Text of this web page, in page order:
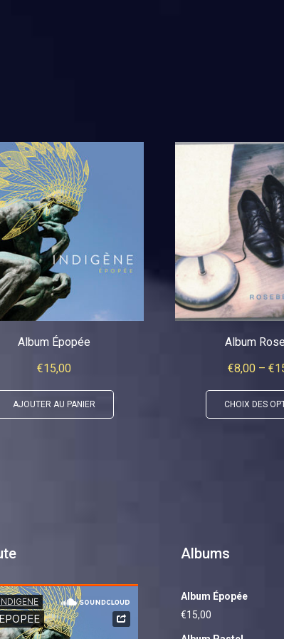
Album Épopée
€15,00
AJOUTER AU PANIER
Album
€8,00– €
CHOIX DES
Albums
Album Épopée
€15,00